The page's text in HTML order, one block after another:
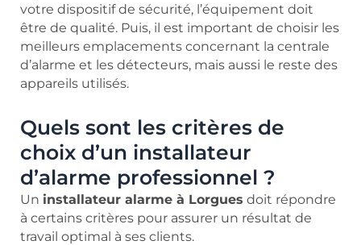
votre dispositif de sécurité, l’équipement doit
être de qualité. Puis, il est important de choisir les
meilleurs emplacements concernant la centrale
d’alarme et les détecteurs, mais aussi le reste des
appareils utilisés.
Quels sont les critères de
choix d’un installateur
d’alarme professionnel ?
Un installateur alarme à Lorgues doit répondre
à certains critères pour assurer un résultat de
travail optimal à ses clients.